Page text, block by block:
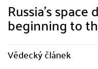
Russia’s
beginning to
Vědecký článek